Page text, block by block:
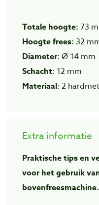
Totale hoogte: 73
Hoogte frees: 32
Diameter: Ø 14 mm
Schacht: 12 mm
Materiaal: 2
Extra informatie
Praktische tips en
voor het gebruik
bovenfreesmachine.